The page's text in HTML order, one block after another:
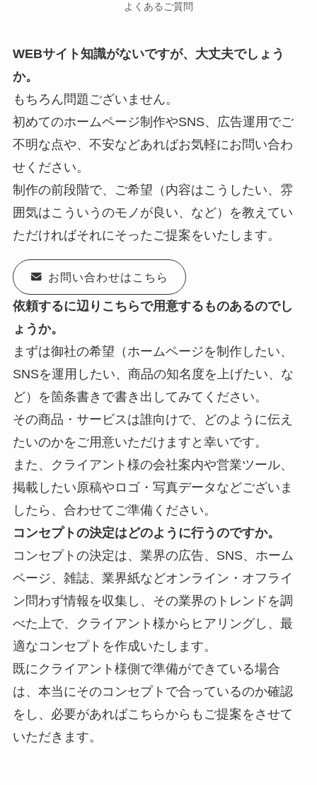
よくあるご質問
WEBサイト知識がないですが、大丈夫でしょう
か。
もちろん問題ございません。
初めてのホームページ制作やSNS、広告運用でご
不明な点や、不安などあればお気軽にお問い合わ
せください。
制作の前段階で、ご希望（内容はこうしたい、雰
囲気はこういうのモノが良い、など）を教えてい
ただければそれにそったご提案をいたします。
お問い合わせはこちら
依頼するに辺りこちらで用意するものあるのでし
ょうか。
まずは御社の希望（ホームページを制作したい、
SNSを運用したい、商品の知名度を上げたい、な
ど）を箇条書きで書き出してみてください。
その商品・サービスは誰向けで、どのように伝え
たいのかをご用意いただけますと幸いです。
また、クライアント様の会社案内や営業ツール、
掲載したい原稿やロゴ・写真データなどございま
したら、合わせてご準備ください。
コンセプトの決定はどのように行うのですか。
コンセプトの決定は、業界の広告、SNS、ホーム
ページ、雑誌、業界紙などオンライン・オフライ
ン問わず情報を収集し、その業界のトレンドを調
べた上で、クライアント様からヒアリングし、最
適なコンセプトを作成いたします。
既にクライアント様側で準備ができている場合
は、本当にそのコンセプトで合っているのか確認
をし、必要があればこちらからもご提案をさせて
いただきます。